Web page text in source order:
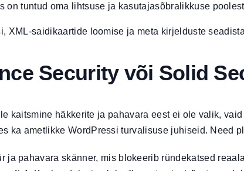
on tuntud oma lihtsuse ja kasutajasõbralikkuse
XML-saidikaartide loomise ja meta kirjelduste
Security või Solid
kaitsmine häkkerite ja pahavara eest ei ole valik,
ka ametlikke WordPressi turvalisuse juhiseid. Need
ja pahavara skänner, mis blokeerib ründekatsed